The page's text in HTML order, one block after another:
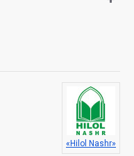
буның бәршемизге
«Hilol Nashr»